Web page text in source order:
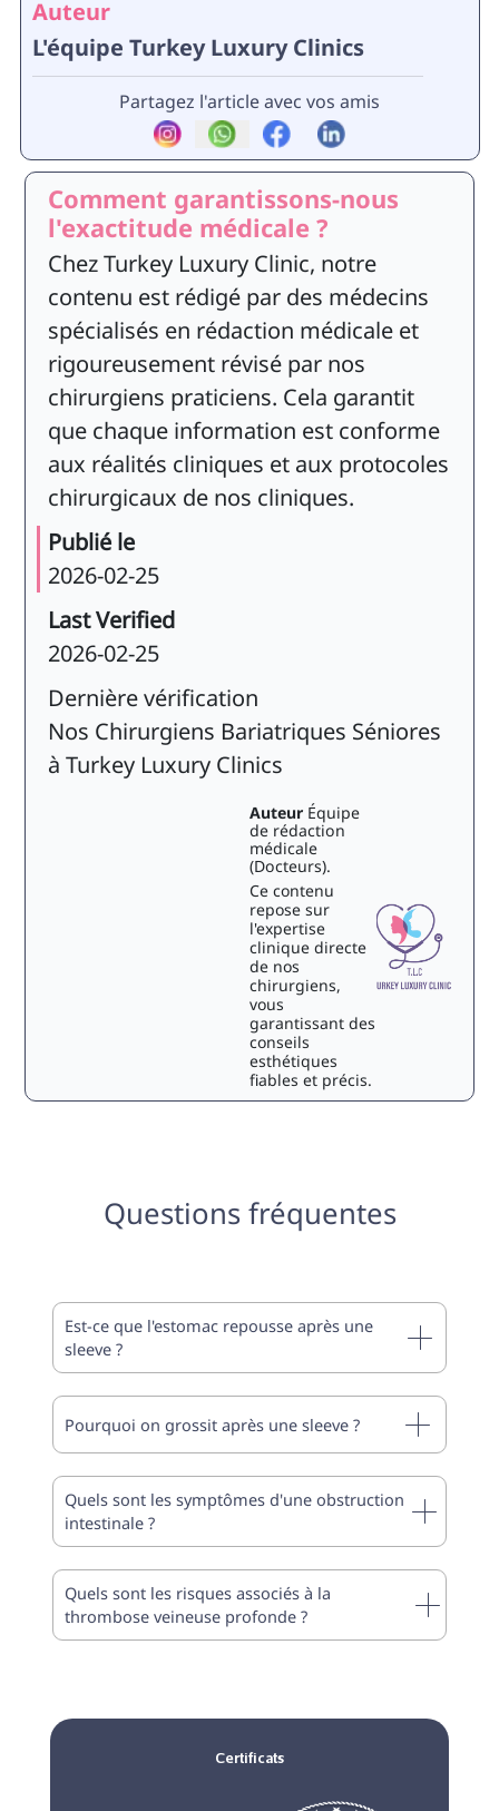
Auteur
L'équipe Turkey Luxury Clinics
Partagez l'article avec vos amis
Comment garantissons-nous
l'exactitude médicale ?
Chez Turkey Luxury Clinic, notre
contenu est rédigé par des médecins
spécialisés en rédaction médicale et
rigoureusement révisé par nos
chirurgiens praticiens. Cela garantit
que chaque information est conforme
aux réalités cliniques et aux protocoles
chirurgicaux de nos cliniques.
Publié le
2026-02-25
Last Verified
2026-02-25
Dernière vérification
Nos Chirurgiens Bariatriques Séniores
à Turkey Luxury Clinics
Auteur Équipe
de rédaction
médicale
(Docteurs).
Ce contenu
repose sur
l'expertise
clinique directe
de nos
chirurgiens,
vous
garantissant des
conseils
esthétiques
fiables et précis.
Questions fréquentes
Est-ce que l'estomac repousse après une
sleeve ?
Pourquoi on grossit après une sleeve ?
Quels sont les symptômes d'une obstruction
intestinale ?
Quels sont les risques associés à la
thrombose veineuse profonde ?
Certificats